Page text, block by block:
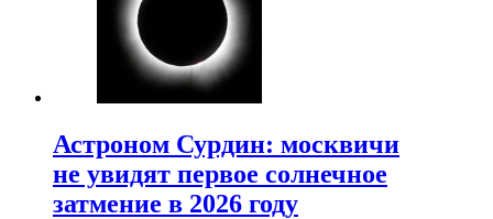
Астроном Сурдин: москвичи
не увидят первое солнечное
затмение в 2026 году